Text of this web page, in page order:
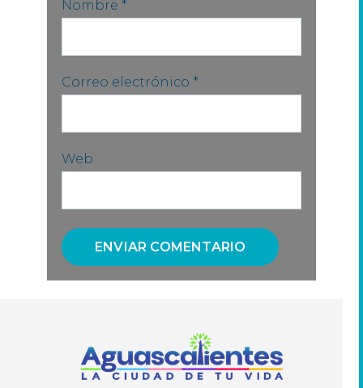
Nombre *
Correo electrónico *
Web